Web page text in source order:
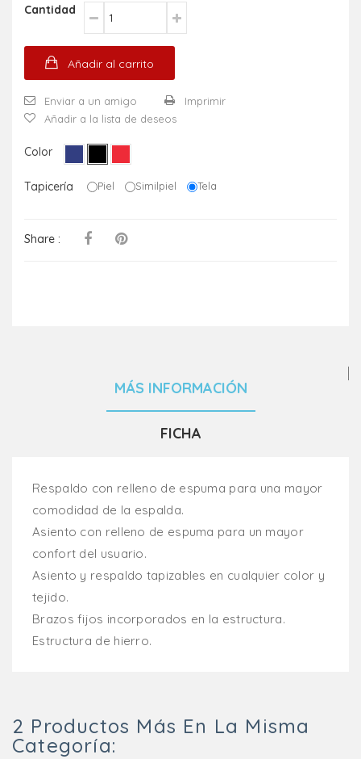
Cantidad
Añadir al carrito
Enviar a un amigo
Imprimir
Añadir a la lista de deseos
Color
Tapicería Piel Similpiel Tela
Share :
MÁS INFORMACIÓN
FICHA
Respaldo con relleno de espuma para una mayor
comodidad de la espalda.
Asiento con relleno de espuma para un mayor
confort del usuario.
Asiento y respaldo tapizables en cualquier color y
tejido.
Brazos fijos incorporados en la estructura.
Estructura de hierro.
2 Productos Más En La Misma
Categoría: